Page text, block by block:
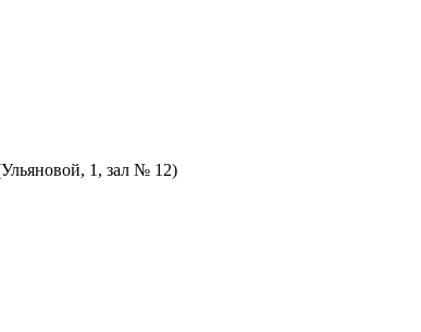
1, зал № 12)